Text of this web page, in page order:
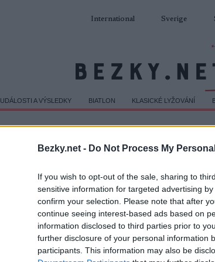
Bezky.net - Do Not Process My
If you wish to opt-out of the sale, sharing to
sensitive information for targeted advertising
confirm your selection. Please note that after
continue seeing interest-based ads based on
information disclosed to third parties prior to
further disclosure of your personal information
participants. This information may also be
International Sverige
UDÁLOSTI A VÝSLEDKY BIATLON KLASICKÉ LYŽOVÁNÍ